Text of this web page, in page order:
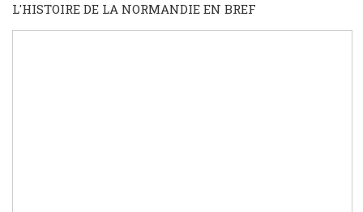
L'HISTOIRE DE LA NORMANDIE EN BREF